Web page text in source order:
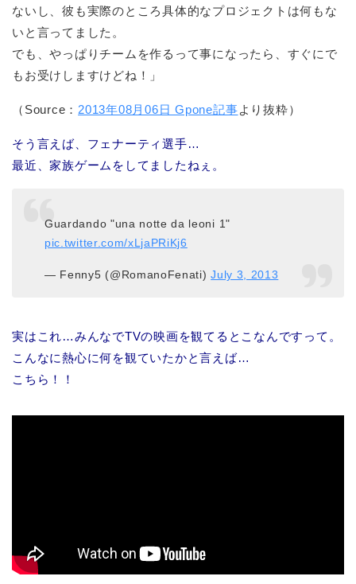
ないし、彼も実際のところ具体的なプロジェクトは何もな
いと言ってました。
でも、やっぱりチームを作るって事になったら、すぐにで
もお受けしますけどね！」
（Source： 2013年08月06日 Gpone記事より抜粋）
そう言えば、フェナーティ選手…
最近、家族ゲームをしてましたねぇ。
Guardando "una notte da leoni 1"
pic.twitter.com/xLjaPRiKj6
— Fenny5 (@RomanoFenati)July 3, 2013
実はこれ…みんなでTVの映画を観てるとこなんですって。
こんなに熱心に何を観ていたかと言えば…
こちら！！